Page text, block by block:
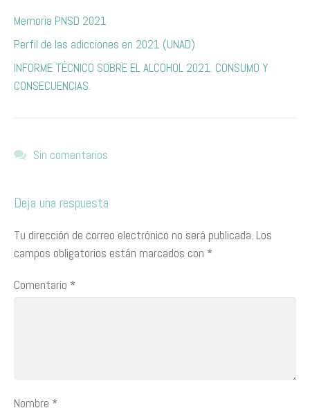
Memoria PNSD 2021
Perfil de las adicciones en 2021 (UNAD)
INFORME TÉCNICO SOBRE EL ALCOHOL 2021. CONSUMO Y
CONSECUENCIAS.
Sin comentarios
Deja una respuesta
Tu dirección de correo electrónico no será publicada. Los
campos obligatorios están marcados con *
Comentario *
Nombre *